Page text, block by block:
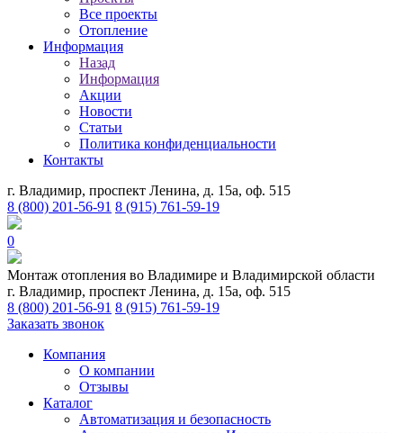
Все проекты
Отопление
Информация
Назад
Информация
Акции
Новости
Статьи
Политика конфиденциальности
Контакты
г. Владимир, проспект Ленина, д. 15а, оф. 515
8 (800) 201-56-91 8 (915) 761-59-19
0
Монтаж отопления во Владимире и Владимирской области
г. Владимир, проспект Ленина, д. 15а, оф. 515
8 (800) 201-56-91 8 (915) 761-59-19
Заказать звонок
Компания
О компании
Отзывы
Каталог
Автоматизация и безопасность